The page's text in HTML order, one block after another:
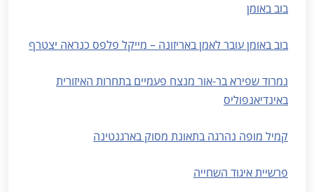
בוב באומן
בוב באומן עובר לאמן באריזונה – מייקל פלפס כנראה יצטרף
נמרוד שפירא בר-אור מנצח פעמיים בתחרות האיזורית
באינדיאנפוליס
קמיל מופה נהרגה בתאונת מסוק בארגנטינה
פרשיית איגוד השחייה